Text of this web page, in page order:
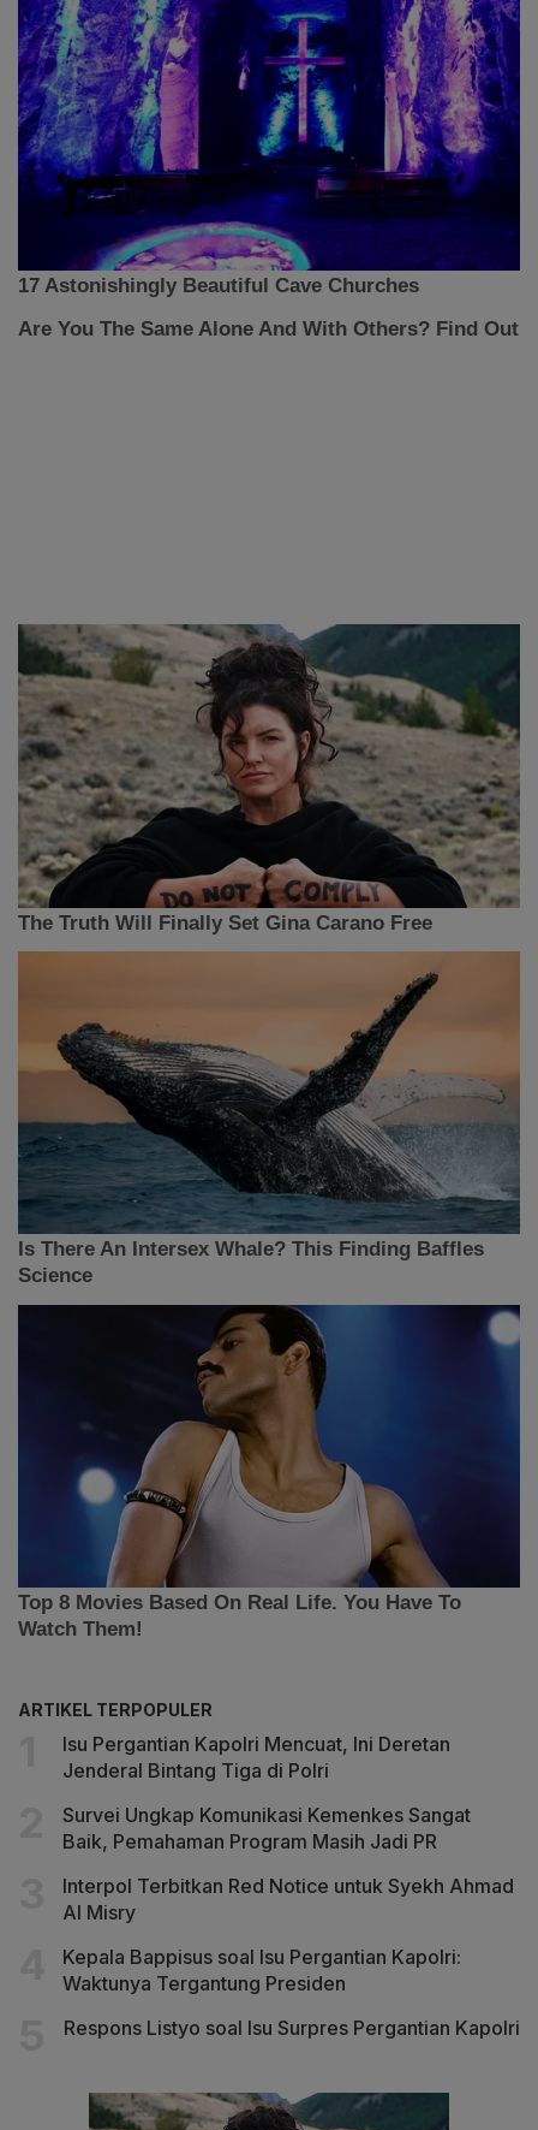
ARTIKEL TERPOPULER
Isu Pergantian Kapolri Mencuat, Ini Deretan
Jenderal Bintang Tiga di Polri
Survei Ungkap Komunikasi Kemenkes Sangat
Baik, Pemahaman Program Masih Jadi PR
Interpol Terbitkan Red Notice untuk Syekh Ahmad
Al Misry
Kepala Bappisus soal Isu Pergantian Kapolri:
Waktunya Tergantung Presiden
Respons Listyo soal Isu Surpres Pergantian Kapolri